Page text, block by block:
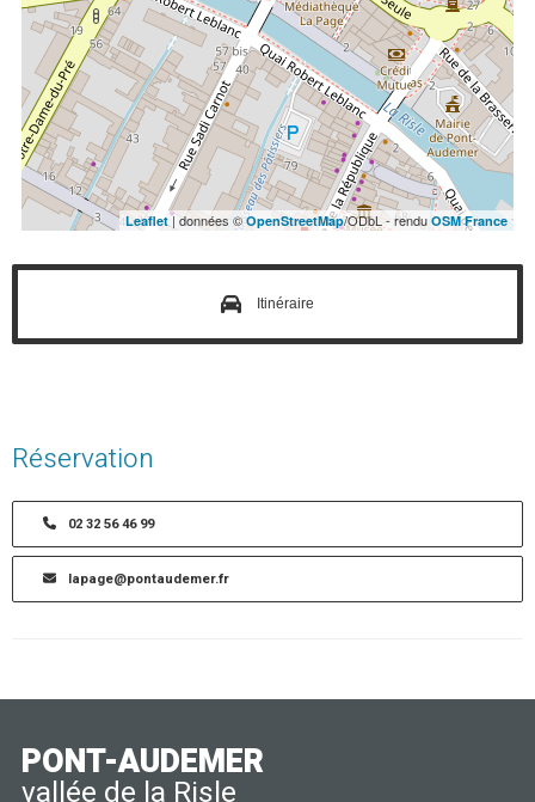
Leaflet| données ©OpenStreetMap/ODbL - rendu OSM France
Itinéraire
Réservation
02 32 56 46 99
lapage@pontaudemer.fr
PONT-AUDEMER
vallée de la Risle